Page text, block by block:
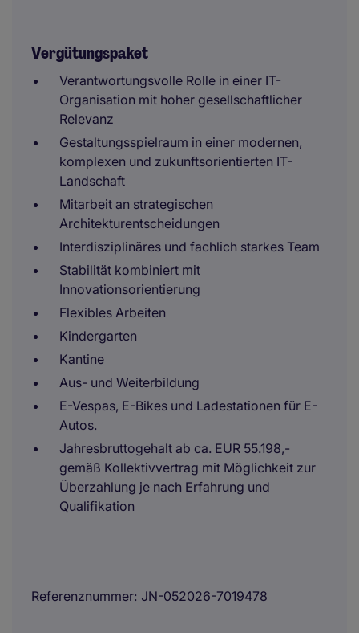
Vergütungspaket
Verantwortungsvolle Rolle in einer IT-
Organisation mit hoher gesellschaftlicher
Relevanz
Gestaltungsspielraum in einer modernen,
komplexen und zukunftsorientierten IT-
Landschaft
Mitarbeit an strategischen
Architekturentscheidungen
Interdisziplinäres und fachlich starkes Team
Stabilität kombiniert mit
Innovationsorientierung
Flexibles Arbeiten
Kindergarten
Kantine
Aus- und Weiterbildung
E-Vespas, E-Bikes und Ladestationen für E-
Autos.
Jahresbruttogehalt ab ca. EUR 55.198,-
gemäß Kollektivvertrag mit Möglichkeit zur
Überzahlung je nach Erfahrung und
Qualifikation
Referenznummer JN-052026-7019478